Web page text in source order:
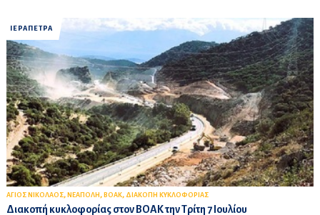
ΙΕΡΑΠΕΤΡΑ
ΑΓΙΟΣ ΝΙΚΟΛΑΟΣ, ΝΕΑΠΟΛΗ , ΒΟΑΚ, ΔΙΑΚΟΠΗ ΚΥΚΛΟΦΟΡΙΑΣ
Διακοπή κυκλοφορίας στον ΒΟΑΚ την Τρίτη 7 Ιουλίου